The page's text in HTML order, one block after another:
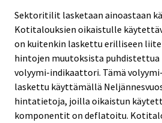
Sektoritilit lasketaan ainoastaan
Kotitalouksien oikaistulle
on kuitenkin laskettu erilliseen
hintojen muutoksista puhdistettua
volyymi-indikaattori. Tämä
laskettu käyttämällä
hintatietoja, joilla oikaistun
komponentit on deflatoitu.